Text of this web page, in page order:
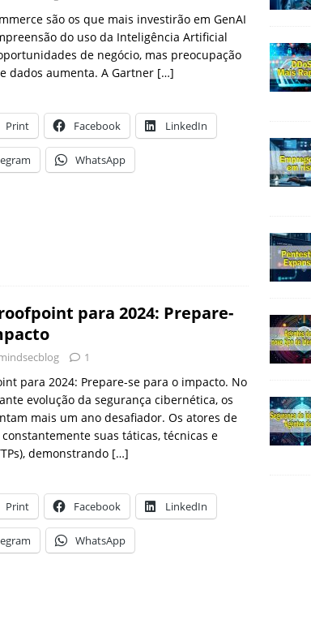
são os que mais investirão em GenAI
do uso da Inteligência Artificial
de negócio, mas preocupação
dados aumenta. A Gartner […]
Print Facebook LinkedIn
WhatsApp
para 2024: Prepare-
1
para 2024: Prepare-se para o impacto. No
evolução da segurança cibernética, os
mais um ano desafiador. Os atores de
suas táticas, técnicas e
demonstrando […]
Print Facebook LinkedIn
WhatsApp